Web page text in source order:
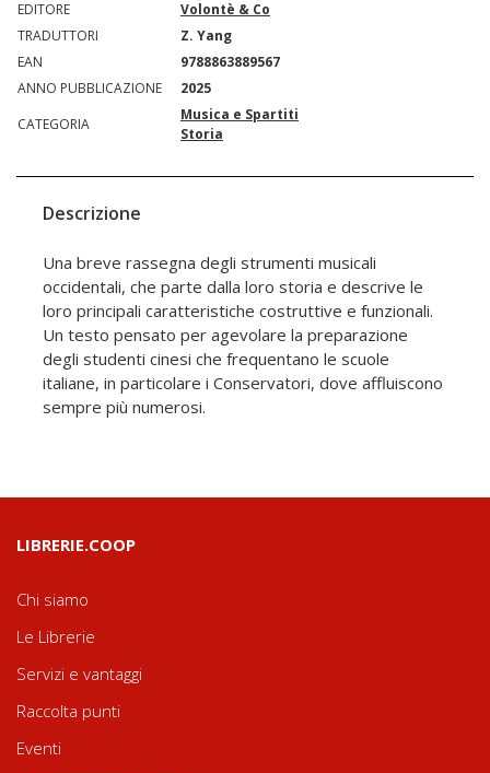
EDITORE
Volontè & Co
TRADUTTORI
Z. Yang
EAN
9788863889567
ANNO PUBBLICAZIONE
2025
CATEGORIA
Musica e Spartiti
Storia
Descrizione
Una breve rassegna degli strumenti musicali
occidentali, che parte dalla loro storia e descrive le
loro principali caratteristiche costruttive e funzionali.
Un testo pensato per agevolare la preparazione
degli studenti cinesi che frequentano le scuole
italiane, in particolare i Conservatori, dove affluiscono
sempre più numerosi.
LIBRERIE.COOP
Chi siamo
Le Librerie
Servizi e vantaggi
Raccolta punti
Eventi